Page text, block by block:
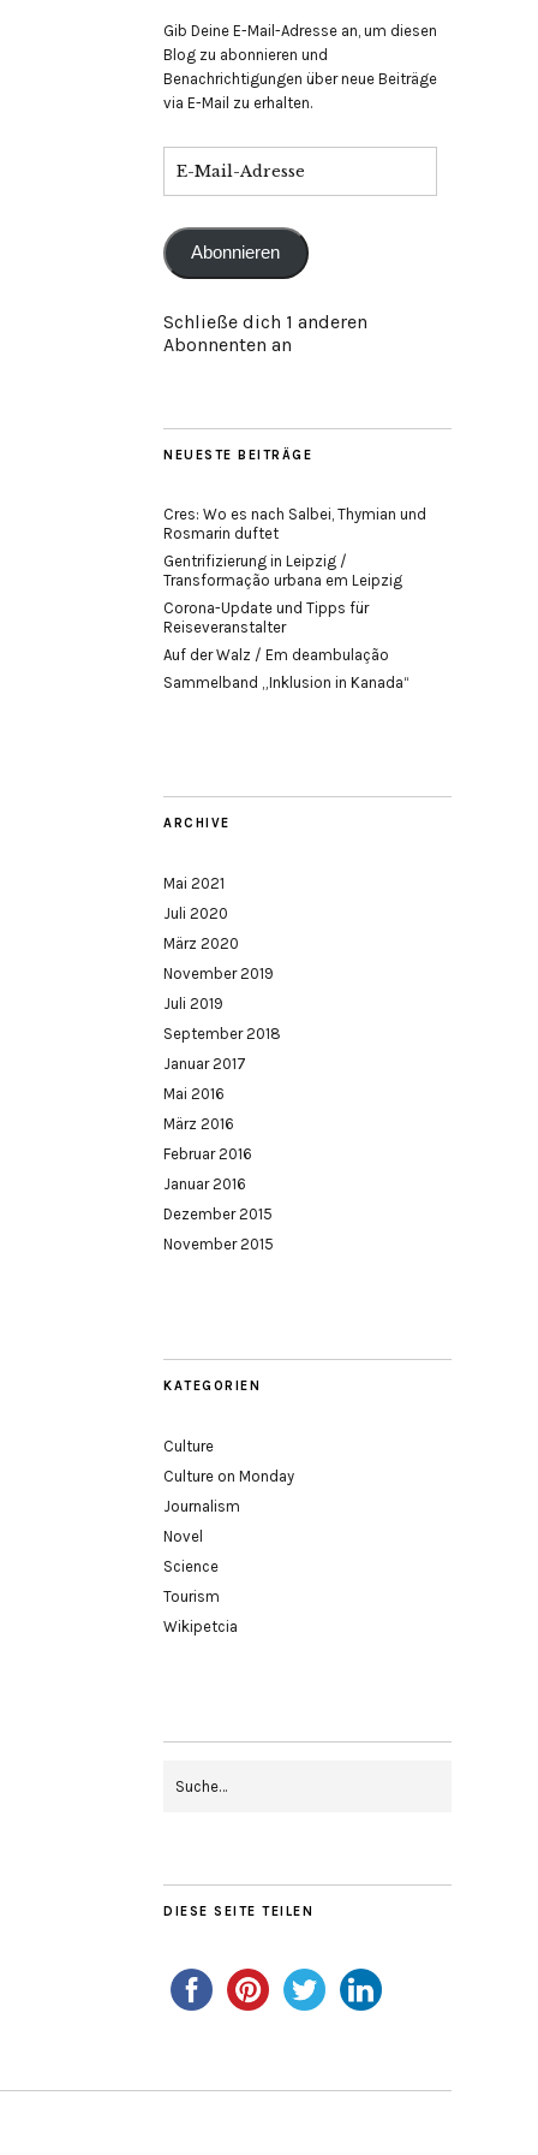
Gib Deine E-Mail-Adresse an, um diesen
Blog zu abonnieren und
Benachrichtigungen über neue Beiträge
via E-Mail zu erhalten.
Mail-
Abonnieren
Schließe dich 1 anderen
Abonnenten an
NEUESTE BEITRÄGE
Cres: Wo es nach Salbei, Thymian und
Rosmarin duftet
Gentrifizierung in Leipzig /
Transformação urbana em Leipzig
Corona-Update und Tipps für
Reiseveranstalter
Auf der Walz / Em deambulação
Sammelband „Inklusion in Kanada“
ARCHIVE
Mai 2021
Juli 2020
März 2020
November 2019
Juli 2019
September 2018
Januar 2017
Mai 2016
März 2016
Februar 2016
Januar 2016
Dezember 2015
November 2015
KATEGORIEN
Culture
Culture on Monday
Journalism
Novel
Science
Tourism
Wikipetcia
DIESE SEITE TEILEN